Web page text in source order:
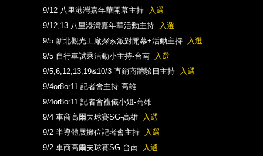
9/12 八里港灣嘉年華開幕主持
入選
9/12,13 八里港灣嘉年華活動主持
入選
9/5 新北觀光工廠探索派對開幕+活動主持
入選
9/5 自行車試乘活動小主持-台南
入選
9/5,6,12,13,19&10/3 直銷商體驗日主持
入選
9/4or8or11 記者會主持-高雄
9/4or8or11 記者會禮儀小姐-高雄
9/4 車商高爾夫球賽SG-高雄
入選
9/2 半導體展攤位記者會主持
入選
9/2 車商高爾夫球賽SG-台南
入選